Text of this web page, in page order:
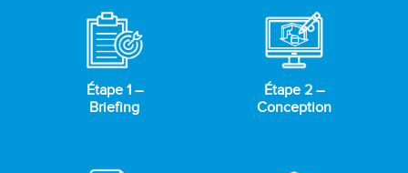
Étape 1 –
Briefing
Étape 2 –
Conception